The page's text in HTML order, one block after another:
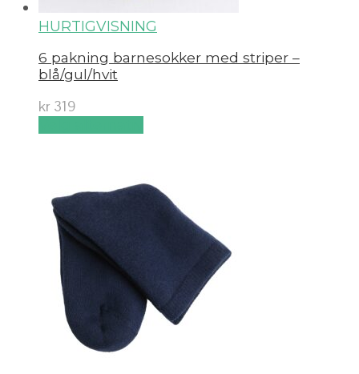
HURTIGVISNING
6 pakning barnesokker med striper –
blå/gul/hvit
kr 319